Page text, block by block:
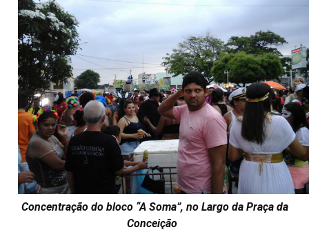
Concentração do bloco “A Soma”, no Largo da Praça da
Conceição